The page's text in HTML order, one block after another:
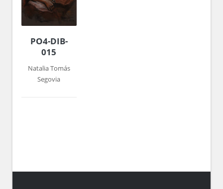
PO4-DIB-
015
Natalia Tomás
Segovia